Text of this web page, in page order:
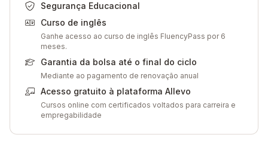
Segurança Educacional
Curso de inglês
Ganhe acesso ao curso de inglês FluencyPass por 6
meses.
Garantia da bolsa até o final do ciclo
Mediante ao pagamento de renovação anual
Acesso gratuito à plataforma Allevo
Cursos online com certificados voltados para carreira e
empregabilidade